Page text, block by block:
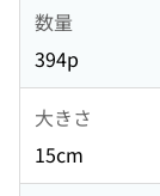
数量
394p
大きさ
15cm